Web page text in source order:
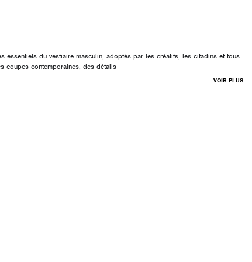
essentiels du vestiaire masculin, adoptés par les créatifs, les citadins et tous
coupes contemporaines, des détails
VOIR PLUS